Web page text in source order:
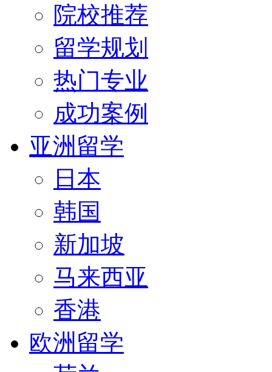
院校推荐
留学规划
热门专业
成功案例
亚洲留学
日本
韩国
新加坡
马来西亚
香港
欧洲留学